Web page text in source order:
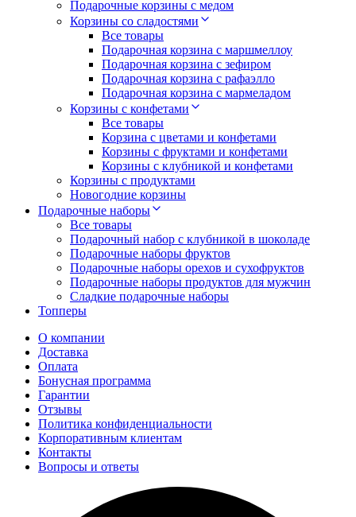
Подарочные корзины с медом
Корзины со сладостями
Все товары
Подарочная корзина с маршмеллоу
Подарочная корзина с зефиром
Подарочная корзина с рафаэлло
Подарочная корзина с мармеладом
Корзины с конфетами
Все товары
Корзина с цветами и конфетами
Корзины с фруктами и конфетами
Корзины с клубникой и конфетами
Корзины с продуктами
Новогодние корзины
Подарочные наборы
Все товары
Подарочный набор с клубникой в шоколаде
Подарочные наборы фруктов
Подарочные наборы орехов и сухофруктов
Подарочные наборы продуктов для мужчин
Сладкие подарочные наборы
Топперы
О компании
Доставка
Оплата
Бонусная программа
Гарантии
Отзывы
Политика конфиденциальности
Корпоративным клиентам
Контакты
Вопросы и ответы